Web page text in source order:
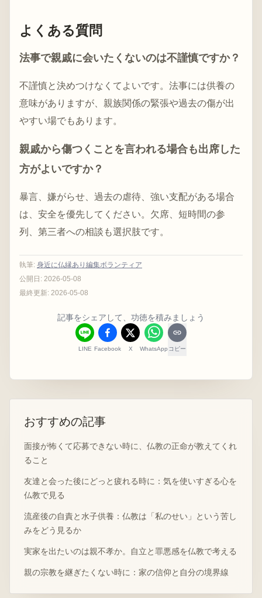
よくある質問
法事で親戚に会いたくないのは不謹慎ですか？
不謹慎と決めつけなくてよいです。法事には供養の
意味がありますが、親族関係の緊張や過去の傷が出
やすい場でもあります。
親戚から傷つくことを言われる場合も出席した
方がよいですか？
暴言、嫌がらせ、過去の虐待、強い支配がある場合
は、安全を優先してください。欠席、短時間の参
列、第三者への相談も選択肢です。
執筆: 身近に仏縁あり編集ボランティア
公開日: 2026-05-08
最終更新: 2026-05-08
記事をシェアして、功徳を積みましょう
LINE Facebook X WhatsApp コピー
おすすめの記事
面接が怖くて応募できない時に、仏教の正命が教えてくれ
ること
友達と会った後にどっと疲れる時に：気を使いすぎる心を
仏教で見る
流産後の自責と水子供養：仏教は「私のせい」という苦し
みをどう見るか
実家を出たいのは親不孝か。自立と罪悪感を仏教で考える
親の宗教を継ぎたくない時に：家の信仰と自分の境界線